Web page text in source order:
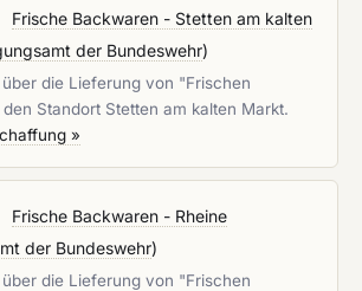
Frische Backwaren - Stetten am kalten
der Bundeswehr)
die Lieferung von "Frischen
Standort Stetten am kalten Markt.
»
Frische Backwaren - Rheine
der Bundeswehr)
die Lieferung von "Frischen